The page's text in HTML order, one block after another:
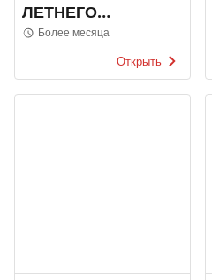
ЛЕТНЕГО
ПРАЗДНИКА
Более месяца
Открыть